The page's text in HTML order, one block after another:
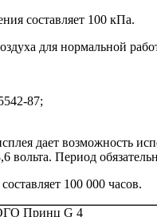
составляет 100 кПа.
для нормальной
87;
дает возможность
вольта. Период
100 000 часов.
Принц G 4